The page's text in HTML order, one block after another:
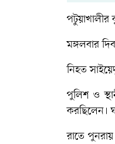
পটুয়াখালীর
মঙ্গলবার
নিহত
পুলিশ ও
করছিলেন।
রাতে